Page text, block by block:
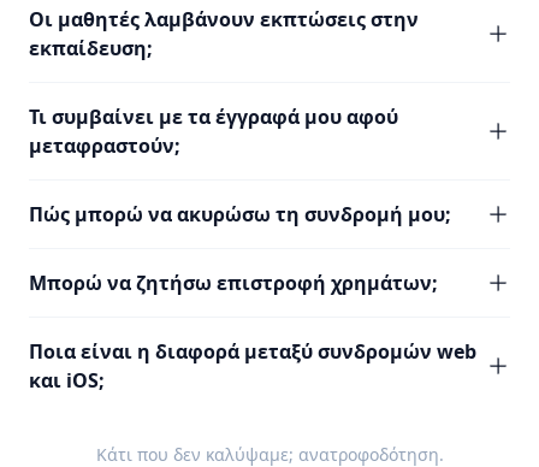
Οι μαθητές λαμβάνουν εκπτώσεις στην
εκπαίδευση;
Τι συμβαίνει με τα έγγραφά μου αφού
μεταφραστούν;
Πώς μπορώ να ακυρώσω τη συνδρομή μου;
Μπορώ να ζητήσω επιστροφή χρημάτων;
Ποια είναι η διαφορά μεταξύ συνδρομών web
και iOS;
Κάτι που δεν καλύψαμε; ανατροφοδότηση.